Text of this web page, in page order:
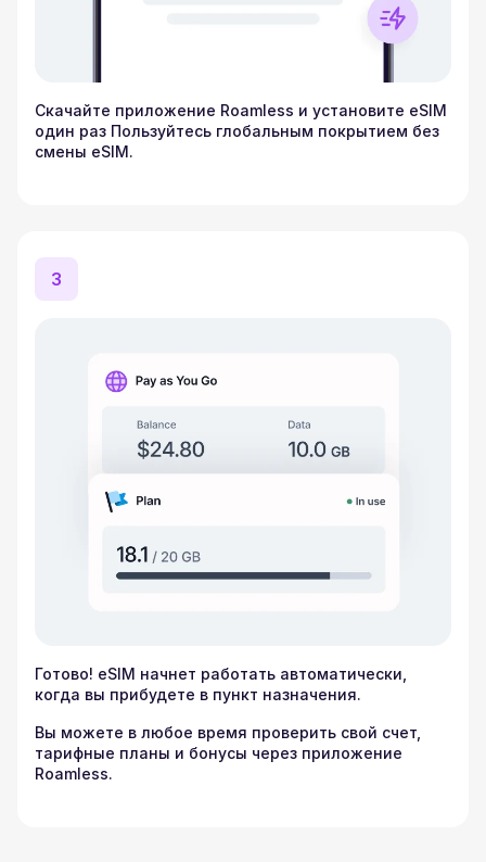
Скачайте приложение Roamless и установите eSIM
один раз Пользуйтесь глобальным покрытием без
смены eSIM.
3
Готово! eSIM начнет работать автоматически,
когда вы прибудете в пункт назначения.
Вы можете в любое время проверить свой счет,
тарифные планы и бонусы через приложение
Roamless.